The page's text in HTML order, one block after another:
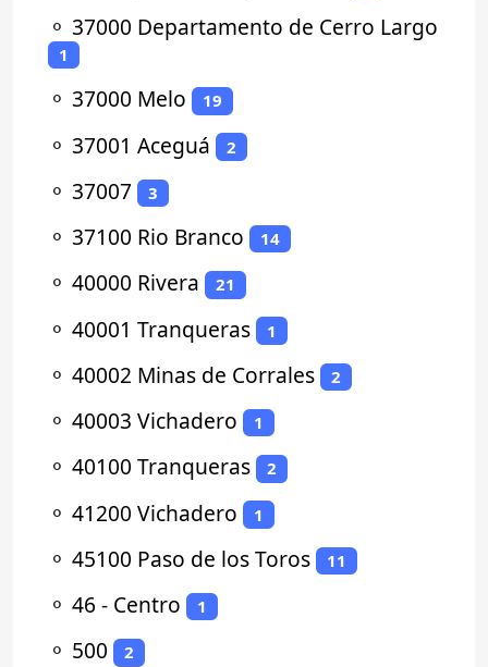
⚬ 37000 Departamento de Cerro Largo
1
⚬ 37000 Melo 19
⚬ 37001 Aceguá 2
⚬ 37007 3
⚬ 37100 Rio Branco 14
⚬ 40000 Rivera 21
⚬ 40001 Tranqueras 1
⚬ 40002 Minas de Corrales 2
⚬ 40003 Vichadero 1
⚬ 40100 Tranqueras 2
⚬ 41200 Vichadero 1
⚬ 45100 Paso de los Toros 11
⚬ 46 - Centro 1
⚬ 500 2